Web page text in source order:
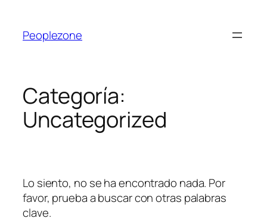
Peoplezone
Categoría:
Uncategorized
Lo siento, no se ha encontrado nada. Por
favor, prueba a buscar con otras palabras
clave.